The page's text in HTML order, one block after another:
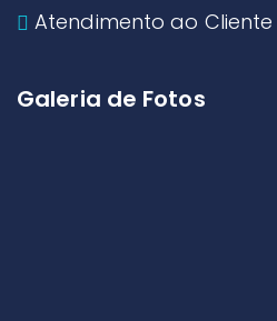
Atendimento ao Cliente
Galeria de Fotos